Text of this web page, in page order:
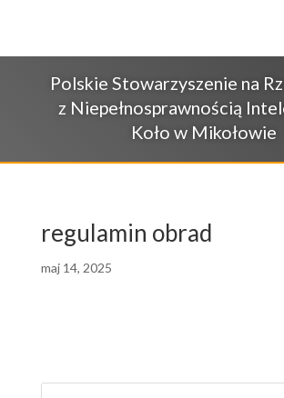
Polskie Stowarzyszenie na
z Niepełnosprawnością
Koło w Mikołowie
regulamin obrad
maj 14, 2025
Szukaj: